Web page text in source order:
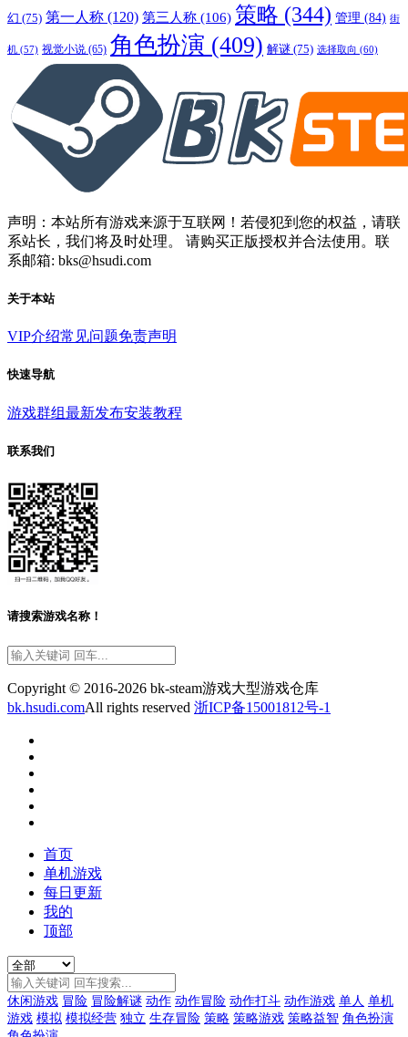
幻 (75) 第一人称 (120) 第三人称 (106) 策略 (344) 管理 (84) 街
机 (57) 视觉小说 (65) 角色扮演 (409) 解谜 (75) 选择取向 (60)
声明：本站所有游戏来源于互联网！若侵犯到您的权益，请联
系站长，我们将及时处理。 请购买正版授权并合法使用。联
系邮箱: bks@hsudi.com
关于本站
VIP介绍常见问题免责声明
快速导航
游戏群组最新发布安装教程
联系我们
请搜索游戏名称！
Copyright © 2016-2026 bk-steam游戏大型游戏仓库
bk.hsudi.comAll rights reserved 浙ICP备15001812号-1
首页
单机游戏
每日更新
我的
顶部
休闲游戏 冒险 冒险解谜 动作 动作冒险 动作打斗 动作游戏 单人 单机
游戏 模拟 模拟经营 独立 生存冒险 策略 策略游戏 策略益智 角色扮演